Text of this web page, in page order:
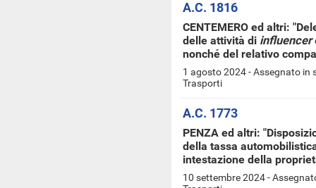
A.C. 1816
CENTEMERO ed altri:
delle attività di influencer
nonché del relativo
1 agosto 2024 - Assegnato in
Trasporti
A.C. 1773
PENZA ed altri:
della tassa
intestazione della
10 settembre 2024 -